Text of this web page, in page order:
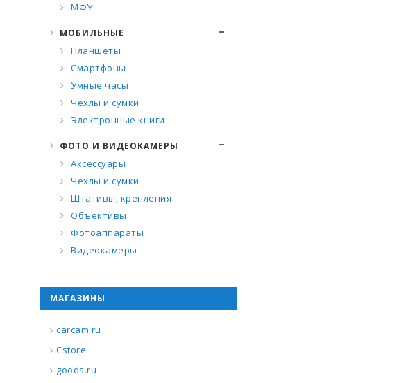
МФУ
МОБИЛЬНЫЕ
Планшеты
Смартфоны
Умные часы
Чехлы и сумки
Электронные книги
ФОТО И ВИДЕОКАМЕРЫ
Аксессуары
Чехлы и сумки
Штативы, крепления
Объективы
Фотоаппараты
Видеокамеры
МАГАЗИНЫ
carcam.ru
Cstore
goods.ru